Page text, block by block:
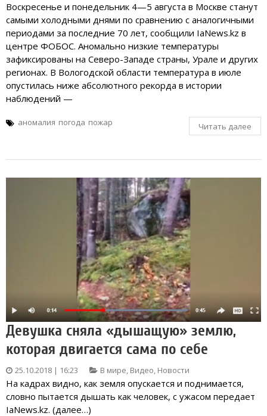
Воскресенье и понедельник 4—5 августа в Москве станут
самыми холодными днями по сравнению с аналогичными
периодами за последние 70 лет, сообщили IaNews.kz в
центре ФОБОС. Аномально низкие температуры
зафиксированы на Северо-Западе страны, Урале и других
регионах. В Вологодской области температура в июле
опустилась ниже абсолютного рекорда в истории
наблюдений —
аномалия погода пожар Читать далее
Девушка сняла «дышащую» землю,
которая двигается сама по себе
25.10.2018 | 16:23 В мире, Видео, Новости
На кадрах видно, как земля опускается и поднимается,
словно пытается дышать как человек, с ужасом передает
IaNews.kz. (далее…)